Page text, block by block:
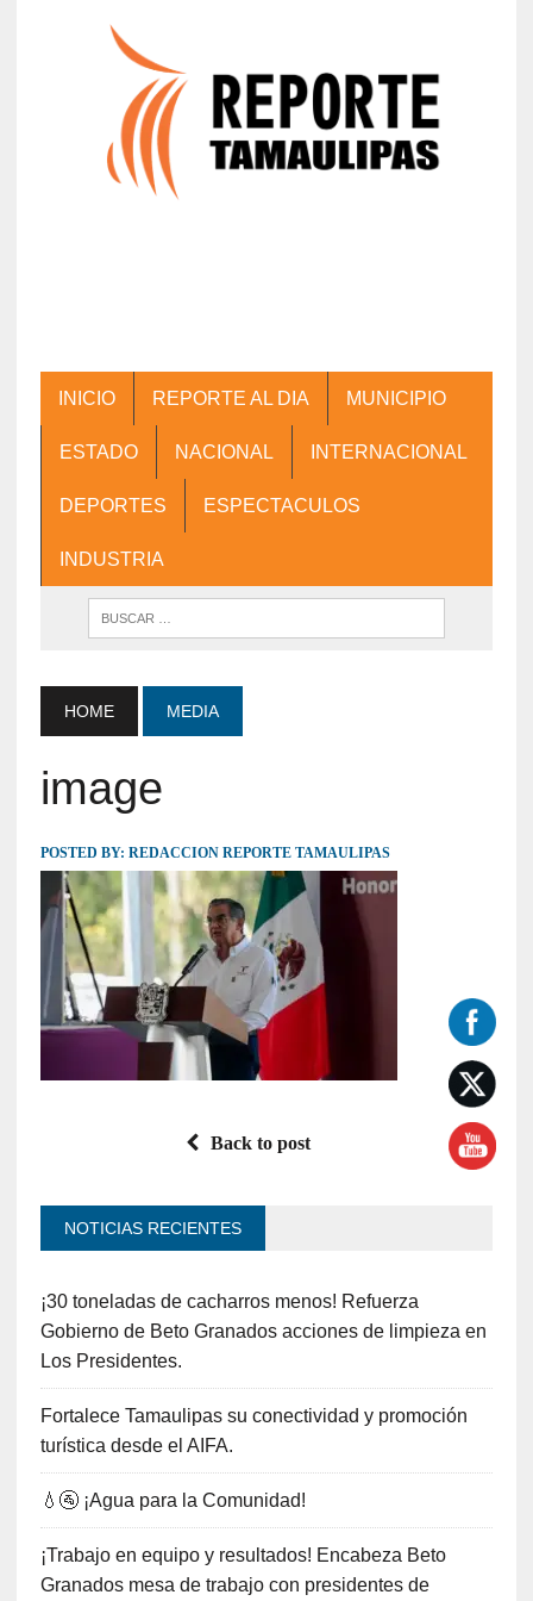
INICIO REPORTE AL DIA MUNICIPIO
ESTADO NACIONAL INTERNACIONAL
DEPORTES ESPECTACULOS
INDUSTRIA
HOME MEDIA
image
POSTED BY: REDACCION REPORTE TAMAULIPAS
Back to post
NOTICIAS RECIENTES
¡30 toneladas de cacharros menos! Refuerza
Gobierno de Beto Granados acciones de limpieza en
Los Presidentes.
Fortalece Tamaulipas su conectividad y promoción
turística desde el AIFA.
💧🚰 ¡Agua para la Comunidad!
¡Trabajo en equipo y resultados! Encabeza Beto
Granados mesa de trabajo con presidentes de